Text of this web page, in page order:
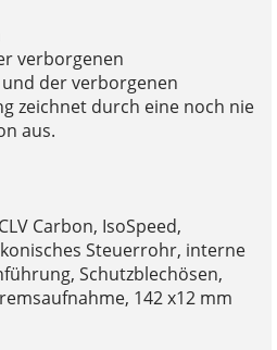
verborgenen
der verborgenen
zeichnet durch eine noch nie
aus.
Carbon, IsoSpeed,
Steuerrohr, interne
Schutzblechösen,
142 x12 mm